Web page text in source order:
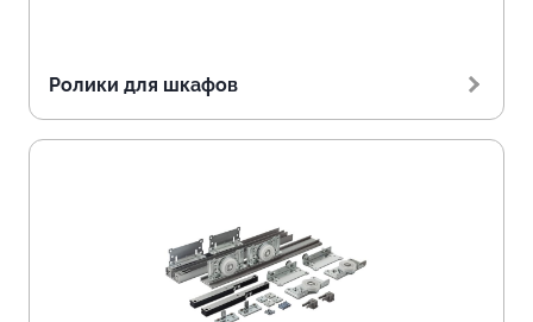
Ролики для шкафов